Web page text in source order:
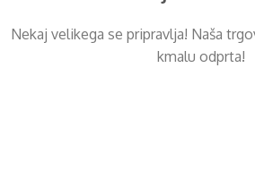
Nekaj ​​velikega se pripravlja! Naša
kmalu odprta!